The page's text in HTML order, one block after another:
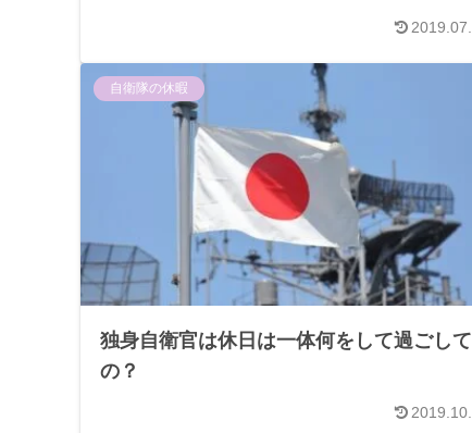
自衛隊の休暇
独身自衛官は休日は一体何をして過ごし
の？